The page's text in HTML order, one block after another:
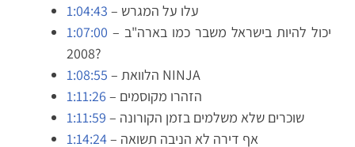
1:04:43
– עלו על המגרש
1:07:00 – יכול להיות בישראל משבר כמו בארה"ב
2008?
1:08:55
– הלוואת NINJA
1:11:26
– הזהרו מקוסמים
1:11:59
– שוכרים שלא משלמים בזמן הקורונה
1:14:24
– אף דירה לא הניבה תשואה